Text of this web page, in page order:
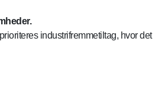
industrifremmetiltag, hvor det